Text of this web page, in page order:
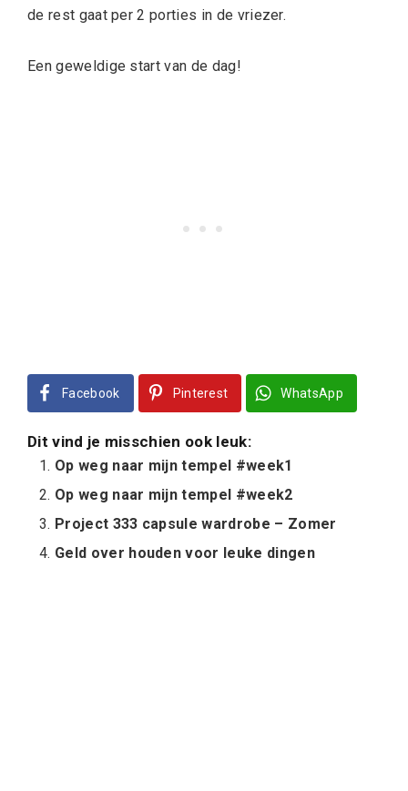
de rest gaat per 2 porties in de vriezer.
Een geweldige start van de dag!
Facebook Pinterest WhatsApp
Dit vind je misschien ook leuk:
Op weg naar mijn tempel #week1
Op weg naar mijn tempel #week2
Project 333 capsule wardrobe – Zomer
Geld over houden voor leuke dingen